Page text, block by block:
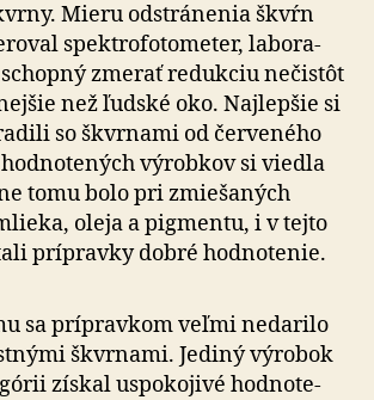
Mieru odstrá­ne­nia škvŕn
spek­tro­fo­to­me­ter, labo­ra­
zmerať redukciu nečistôt
než ľudské oko. Naj­lep­šie si
so škvrnami od čer­ve­ného
výrobkov si viedla
tomu bolo pri zmie­ša­ných
oleja a pig­men­tu, i v tejto
prí­prav­ky dobré hod­no­te­nie.
sa prípravkom veľmi nedarilo
škvrnami. Jediný výrobok
získal uspo­ko­ji­vé hod­no­te­